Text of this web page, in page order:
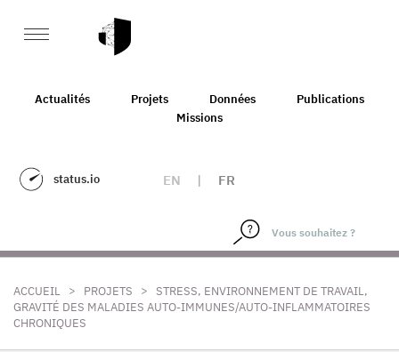
Actualités Projets Données
Publications
Missions
status.io EN | FR
ACCUEIL > PROJETS > STRESS, ENVIRONNEMENT DE TRAVAIL,
GRAVITÉ DES MALADIES AUTO-IMMUNES/AUTO-INFLAMMATOIRES
CHRONIQUES